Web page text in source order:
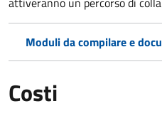
Moduli da compilare e
Costi